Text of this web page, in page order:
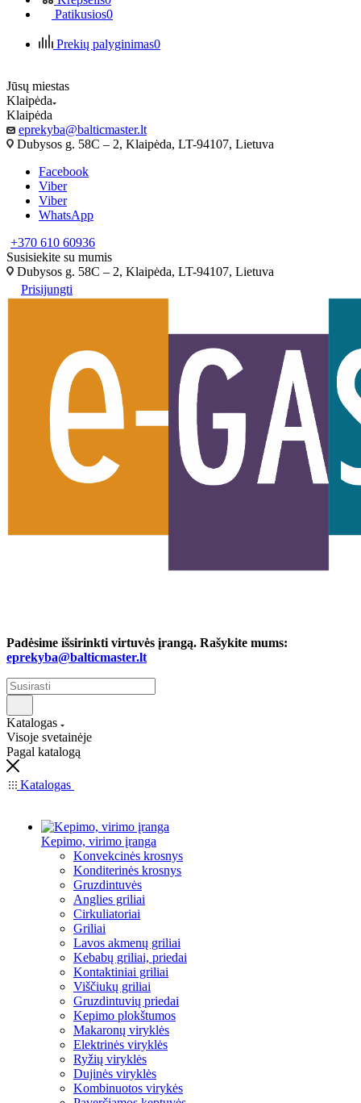
Patikusios0
Prekių palyginimas0
Jūsų miestas
Klaipėda
Klaipėda
eprekyba@balticmaster.lt
Dubysos g. 58C – 2, Klaipėda, LT-94107, Lietuva
Facebook
Viber
Viber
WhatsApp
+370 610 60936
Susisiekite su mumis
Dubysos g. 58C – 2, Klaipėda, LT-94107, Lietuva
Prisijungti
Padėsime išsirinkti virtuvės įrangą. Rašykite mums:
eprekyba@balticmaster.lt
Katalogas
Visoje svetainėje
Pagal katalogą
Katalogas
Kepimo, virimo įranga
Konvekcinės krosnys
Konditerinės krosnys
Gruzdintuvės
Anglies griliai
Cirkuliatoriai
Griliai
Lavos akmenų griliai
Kebabų griliai, priedai
Kontaktiniai griliai
Viščiukų griliai
Gruzdintuvių priedai
Kepimo plokštumos
Makaronų viryklės
Elektrinės viryklės
Ryžių viryklės
Dujinės viryklės
Kombinuotos virykės